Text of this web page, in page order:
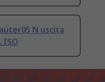
N uscita
ISO